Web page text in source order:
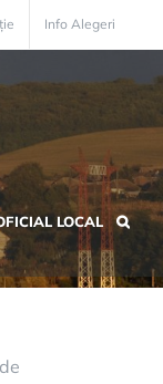
Info Alegeri
LOCAL